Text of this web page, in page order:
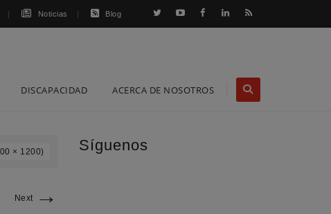
Noticias Blog
DISCAPACIDAD ACERCA DE NOSOTROS
× 1200)
Next →
Síguenos